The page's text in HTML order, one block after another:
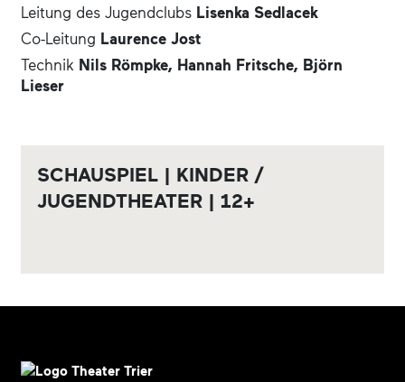
Leitung des Jugendclubs Lisenka Sedlacek
Co-Leitung Laurence Jost
Technik Nils Römpke, Hannah Fritsche, Björn
Lieser
SCHAUSPIEL | KINDER /
JUGENDTHEATER | 12+